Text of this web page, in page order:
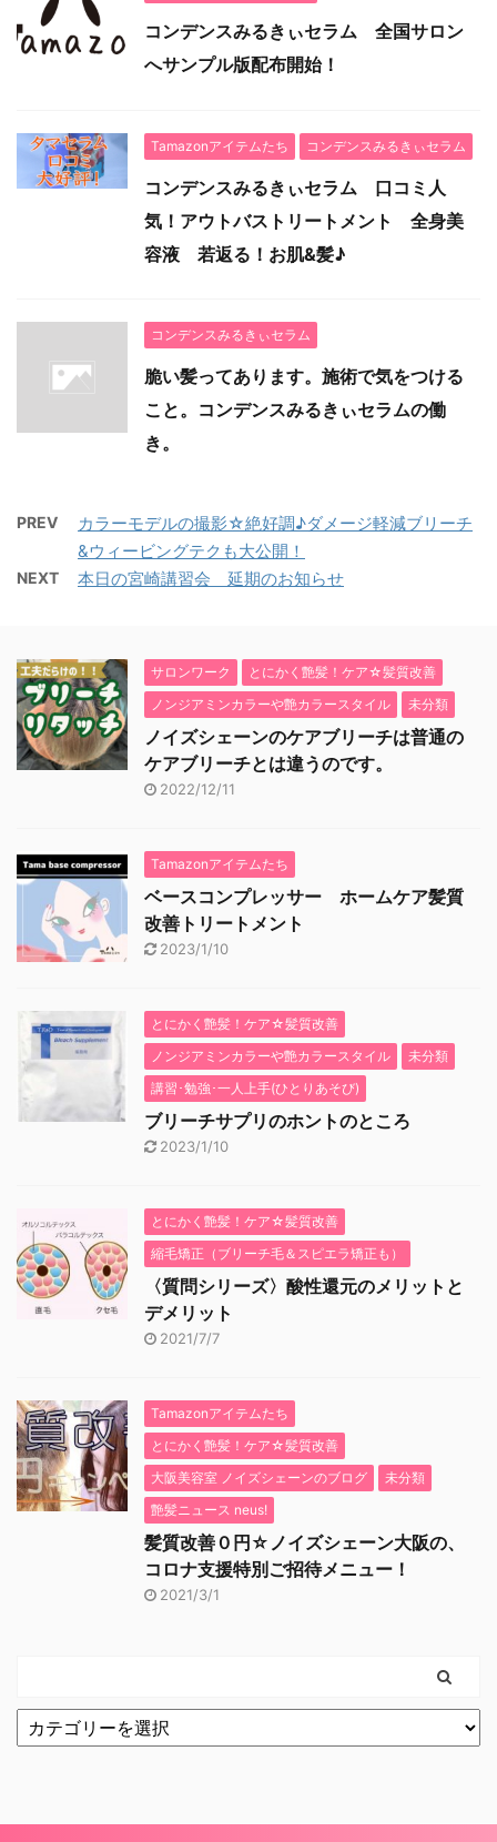
コンデンスみるきぃセラム 全国サロン
へサンプル版配布開始！
Tamazonアイテムたち コンデンスみるきぃセラム
コンデンスみるきぃセラム 口コミ人
気！アウトバストリートメント 全身美
容液 若返る！お肌&髪♪
コンデンスみるきぃセラム
脆い髪ってあります。施術で気をつける
こと。コンデンスみるきぃセラムの働
き。
PREV
カラーモデルの撮影☆絶好調♪ダメージ軽減ブリーチ
&ウィービングテクも大公開！
NEXT 本日の宮崎講習会 延期のお知らせ
サロンワーク
とにかく艶髪！ケア☆髪質改善
ノンジアミンカラーや艶カラースタイル
未分類
ノイズシェーンのケアブリーチは普通の
ケアブリーチとは違うのです。
2022/12/11
Tamazonアイテムたち
ベースコンプレッサー ホームケア髪質
改善トリートメント
2023/1/10
とにかく艶髪！ケア☆髪質改善
ノンジアミンカラーや艶カラースタイル
未分類
講習･勉強･一人上手(ひとりあそび)
ブリーチサプリのホントのところ
2023/1/10
とにかく艶髪！ケア☆髪質改善
縮毛矯正（ブリーチ毛＆スピエラ矯正も）
〈質問シリーズ〉酸性還元のメリットと
デメリット
2021/7/7
Tamazonアイテムたち
とにかく艶髪！ケア☆髪質改善
大阪美容室 ノイズシェーンのブログ
未分類
艶髪ニュース neus!
髪質改善０円☆ノイズシェーン大阪の、
コロナ支援特別ご招待メニュー！
2021/3/1